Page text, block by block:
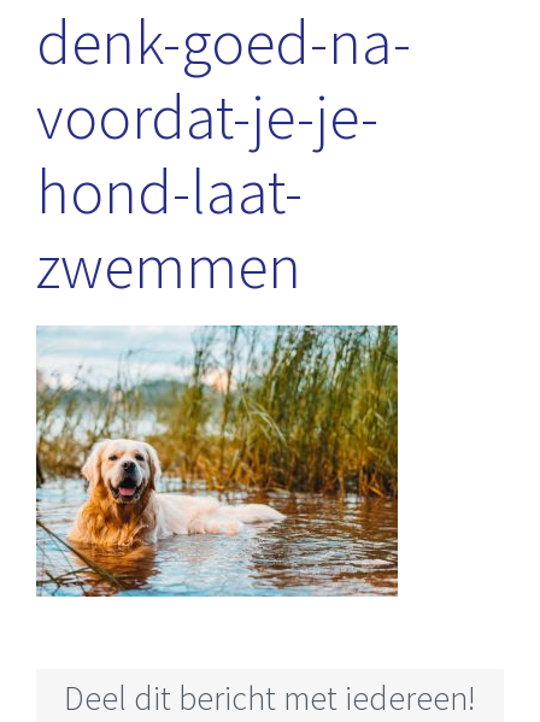
denk-goed-na-
voordat-je-je-
hond-laat-
zwemmen
Deel dit bericht met iedereen!